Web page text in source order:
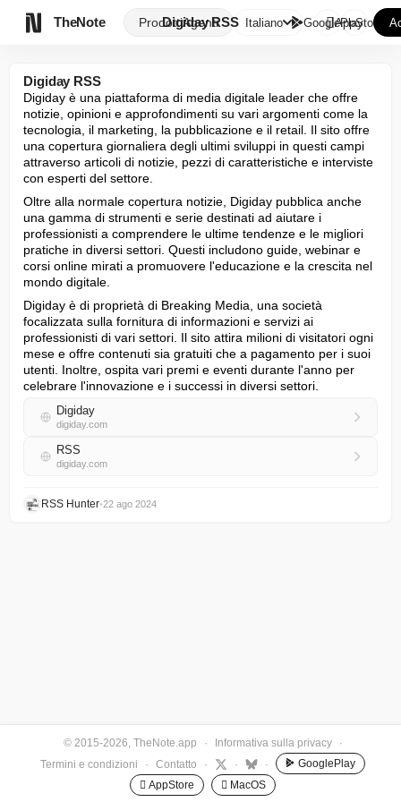
TheNote ProdottiAgenti
Digiday RSS Italiano GooglePlay
AppStore
Digiday RSS
Digiday è una piattaforma di media digitale leader che offre
notizie, opinioni e approfondimenti su vari argomenti come la
tecnologia, il marketing, la pubblicazione e il retail. Il sito offre
una copertura giornaliera degli ultimi sviluppi in questi campi
attraverso articoli di notizie, pezzi di caratteristiche e interviste
con esperti del settore.
Oltre alla normale copertura notizie, Digiday pubblica anche
una gamma di strumenti e serie destinati ad aiutare i
professionisti a comprendere le ultime tendenze e le migliori
pratiche in diversi settori. Questi includono guide, webinar e
corsi online mirati a promuovere l'educazione e la crescita nel
mondo digitale.
Digiday è di proprietà di Breaking Media, una società
focalizzata sulla fornitura di informazioni e servizi ai
professionisti di vari settori. Il sito attira milioni di visitatori ogni
mese e offre contenuti sia gratuiti che a pagamento per i suoi
utenti. Inoltre, ospita vari premi e eventi durante l'anno per
celebrare l'innovazione e i successi in diversi settori.
Digiday
digiday.com
RSS
digiday.com
RSS Hunter•22 ago 2024
© 2015-2026, TheNote.app · Informativa sulla privacy
·
Termini e condizioni
· Contatto · · ·
GooglePlay
 AppStore
 MacOS